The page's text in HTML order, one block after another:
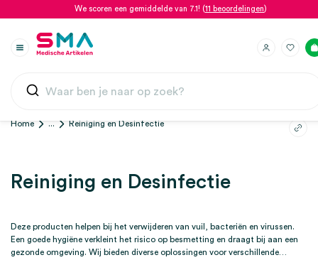
We scoren een gemiddelde van 7.1! (11 beoordelingen)
Home ... Reiniging en Desinfectie
Reiniging en Desinfectie
Deze producten helpen bij het verwijderen van vuil, bacteriën en virussen.
Een goede hygiëne verkleint het risico op besmetting en draagt bij aan een
gezonde omgeving. Wij bieden diverse oplossingen voor verschillende